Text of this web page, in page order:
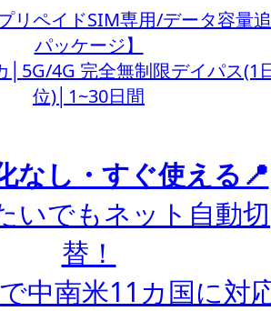
リペイドSIM専用/データ容量
パッケージ】
│5G/4G 完全無制限デイパス(1
位)│1~30日間
なし・すぐ使える📍
いでもネット自動切
替！
中南米11カ国に対